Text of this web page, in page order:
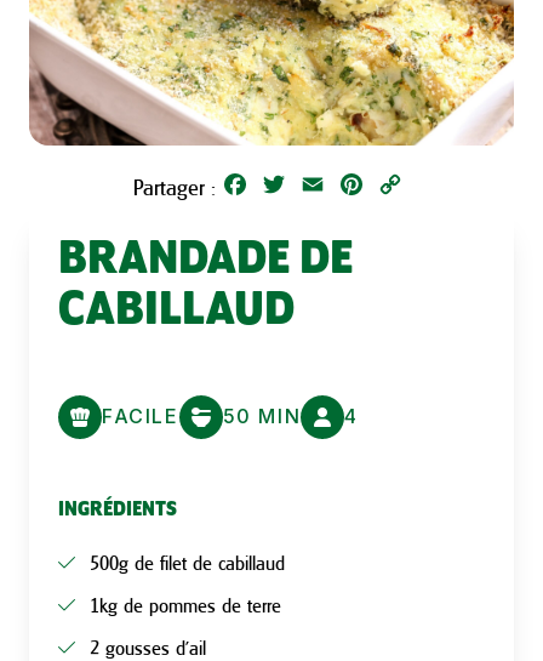
Partager : Facebook
Twitter Email Pinterest
BRANDADE DE
CABILLAUD
FACILE 50 MIN 4
INGRÉDIENTS
500g de filet de cabillaud
1kg de pommes de terre
2 gousses d’ail